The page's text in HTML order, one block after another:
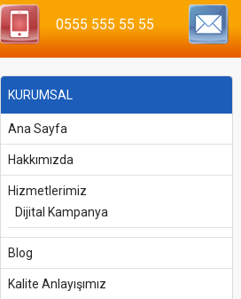
0555 555 55 55
KURUMSAL
Ana Sayfa
Hakkımızda
Hizmetlerimiz
Dijital Kampanya
Blog
Kalite Anlayışımız